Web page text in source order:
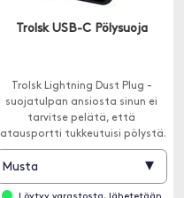
Trolsk USB-C Pölysuoja
Trolsk Lightning Dust Plug -
suojatulpan ansiosta sinun ei
tarvitse pelätä, että
latausportti tukkeutuisi pölystä.
Musta ▾